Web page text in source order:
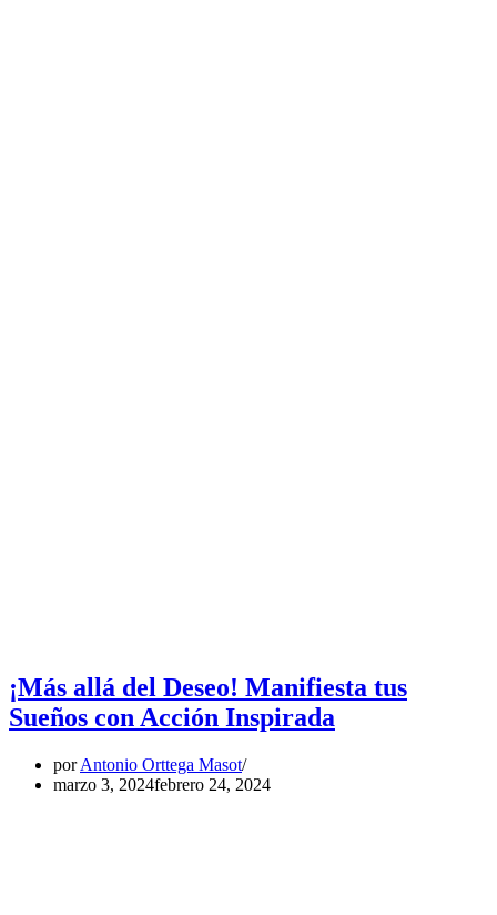
¡Más allá del Deseo! Manifiesta tus
Sueños con Acción Inspirada
porAntonio Orttega Masot
marzo 3, 2024febrero 24, 2024